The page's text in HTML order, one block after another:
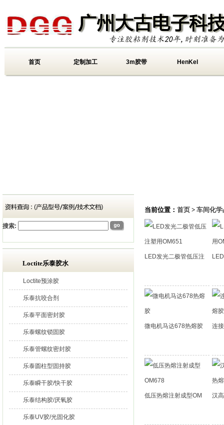
首页 定制加工 3m胶带 HenKel
搜索:
Loctite乐泰胶水
Loctite预涂胶
乐泰抗咬合剂
乐泰平面密封胶
乐泰螺纹锁固胶
乐泰管螺纹密封胶
乐泰圆柱型固持胶
乐泰瞬干胶/快干胶
乐泰结构胶/厌氧胶
乐泰UV胶/光固化胶
当前位置： 首页 > 车间化学
LED发光二极管低压注
微电机马达678热熔胶 连
低压热熔注射成型OM 汉